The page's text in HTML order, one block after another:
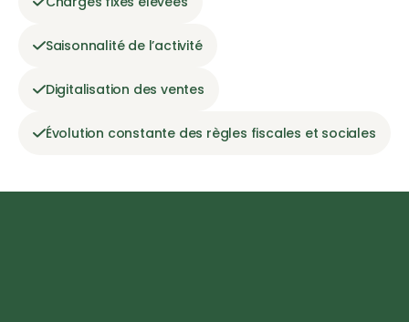
Saisonnalité de l’activité
Digitalisation des ventes
Évolution constante des règles fiscales et sociales